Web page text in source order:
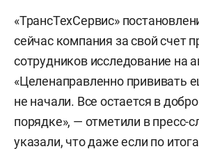
«ТрансТехСервис»
сейчас компания за свой счет
сотрудников исследование на
«Целенаправленно прививать
не начали. Все остается в
порядке», — отметили в пресс-
указали, что даже если по